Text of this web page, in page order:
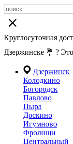
Круглосуточная
Дзержинске 💐 ?
Дзержинск
Колодкино
Богородск
Павлово
Пыра
Доскино
Игумново
Фролищи
Центральный